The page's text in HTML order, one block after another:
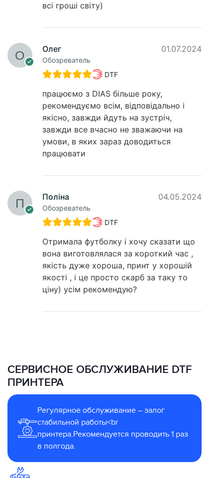
всі гроші світу)
Олег
Обозреватель
01.07.2024
DTF
працюємо з DIAS більше року,
рекомендуємо всім, відповідально і
якісно, завжди йдуть на зустріч,
завжди все вчасно не зважаючи на
умови, в яких зараз доводиться
працювати
Поліна
Обозреватель
04.05.2024
DTF
Отримала футболку і хочу сказати що
вона виготовлялася за короткий час ,
якість дуже хороша, принт у хорошій
якості , і це просто скарб за таку то
ціну) усім рекомендую?
СЕРВИСНОЕ ОБСЛУЖИВАНИЕ DTF
ПРИНТЕРА
Регулярное обслуживание – залог
стабильной работы<br
принтера.Рекомендуется проводить 1 раз
в полгода.